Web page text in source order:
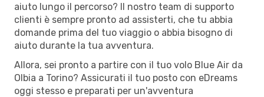
aiuto lungo il percorso? Il nostro team di supporto
clienti è sempre pronto ad assisterti, che tu abbia
domande prima del tuo viaggio o abbia bisogno di
aiuto durante la tua avventura.
Allora, sei pronto a partire con il tuo volo Blue Air da
Olbia a Torino? Assicurati il tuo posto con eDreams
oggi stesso e preparati per un'avventura